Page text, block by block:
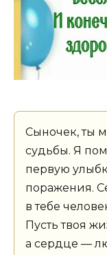
Сыночек, ты
судьбы. Я
первую
поражения.
в тебе
Пусть твоя
а сердце —